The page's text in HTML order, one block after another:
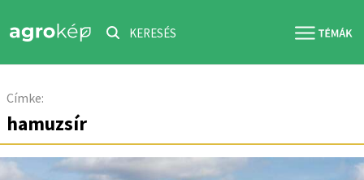
KERESÉS
Címke:
hamuzsír